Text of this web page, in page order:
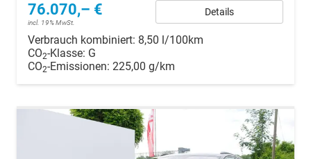
76.070,– €
incl. 19% MwSt.
Details
Verbrauch kombiniert: 8,50 l/100km
CO2-Klasse: G
CO2-Emissionen: 225,00 g/km